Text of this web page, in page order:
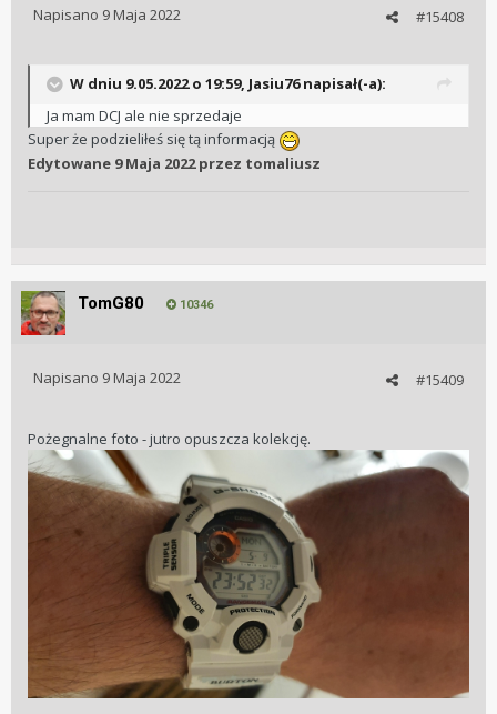
#15408
Napisano 9 Maja 2022
W dniu 9.05.2022 o 19:59, Jasiu76napisał(-a):
Ja mam DCJ ale nie sprzedaje
Super że podzieliłeś się tą informacją
Edytowane 9 Maja 2022przez tomaliusz
TomG80 10346
#15409
Napisano 9 Maja 2022
Pożegnalne foto - jutro opuszcza kolekcję.